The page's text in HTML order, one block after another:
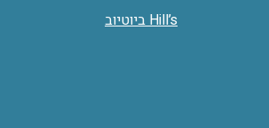
Hill’s ביוטיוב